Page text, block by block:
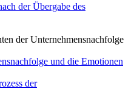
der Übergabe des
der Unternehmensnachfolge
und die Emotionen
der